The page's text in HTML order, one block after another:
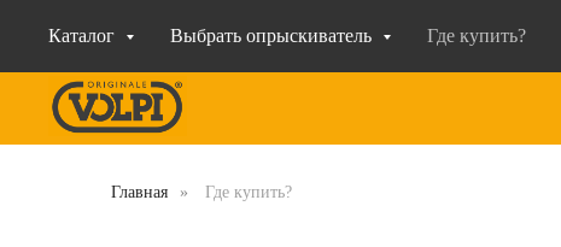
Каталог Выбрать опрыскиватель Где купить?
Главная » Где купить?